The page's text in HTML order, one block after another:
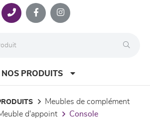
NOS PRODUITS
meubles de complément
meuble d'appoint
console